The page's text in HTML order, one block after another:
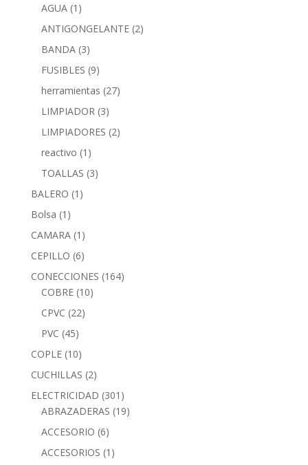
AGUA (1)
ANTIGONGELANTE (2)
BANDA (3)
FUSIBLES (9)
herramientas (27)
LIMPIADOR (3)
LIMPIADORES (2)
reactivo (1)
TOALLAS (3)
BALERO (1)
Bolsa (1)
CAMARA (1)
CEPILLO (6)
CONECCIONES (164)
COBRE (10)
CPVC (22)
PVC (45)
COPLE (10)
CUCHILLAS (2)
ELECTRICIDAD (301)
ABRAZADERAS (19)
ACCESORIO (6)
ACCESORIOS (1)